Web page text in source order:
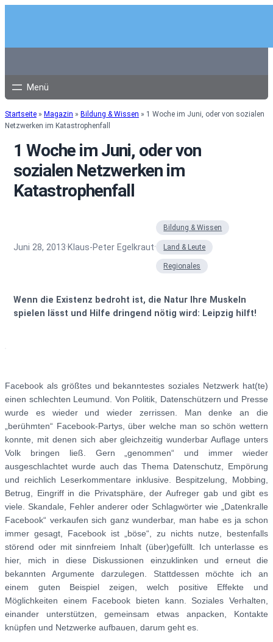
Startseite » Magazin » Bildung & Wissen » 1 Woche im Juni, oder von sozialen
Netzwerken im Katastrophenfall
1 Woche im Juni, oder von
sozialen Netzwerken im
Katastrophenfall
Juni 28, 2013·Klaus-Peter Egelkraut·
Bildung & Wissen
Land & Leute
Regionales
Wenn die Existenz bedroht ist, die Natur Ihre Muskeln
spielen lässt und Hilfe dringend nötig wird: Leipzig hilft!
Facebook als größtes und bekanntestes soziales Netzwerk hat(te)
einen schlechten Leumund. Von Politik, Datenschützern und Presse
wurde es wieder und wieder zerrissen. Man denke an die
„berühmten“ Facebook-Partys, über welche man so schön wettern
konnte, mit denen sich aber gleichzeitig wunderbar Auflage unters
Volk bringen ließ. Gern „genommen“ und immer wieder
ausgeschlachtet wurde auch das Thema Datenschutz, Empörung
und reichlich Leserkommentare inklusive. Bespitzelung, Mobbing,
Betrug, Eingriff in die Privatsphäre, der Aufreger gab und gibt es
viele. Skandale, Fehler anderer oder Schlagwörter wie „Datenkralle
Facebook“ verkaufen sich ganz wunderbar, man habe es ja schon
immer gesagt, Facebook ist „böse“, zu nichts nutze, bestenfalls
störend oder mit sinnfreiem Inhalt (über)gefüllt. Ich unterlasse es
hier, mich in diese Diskussionen einzuklinken und erneut die
bekannten Argumente darzulegen. Stattdessen möchte ich an
einem guten Beispiel zeigen, welch positive Effekte und
Möglichkeiten einem Facebook bieten kann. Soziales Verhalten,
einander unterstützen, gemeinsam etwas anpacken, Kontakte
knüpfen und Netzwerke aufbauen, darum geht es.